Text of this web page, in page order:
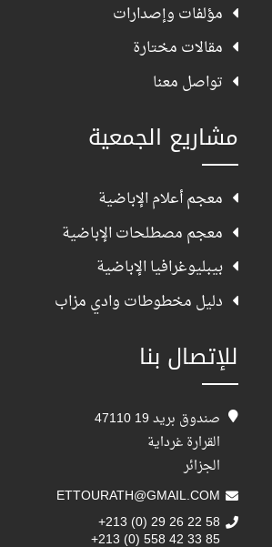
مؤلفات وإصدارات
مقالات مختارة
تواصل معنا
مشاريع الجمعية
معجم أعلام الإباضية
معجم مصطلحات الإباضية
بيبليوغرافيا الإباضية
دليل مخطوطات وادي مزاب
للإتصال بنا
صندوق بريد 19 47110
القرارة غرداية
الجزائر
ETTOURATH@GMAIL.COM
+213 (0) 29 26 22 58
+213 (0) 558 42 33 85